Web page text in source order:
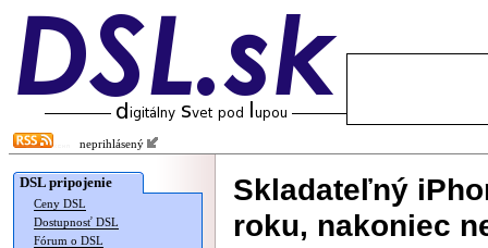
neprihlásený
DSL pripojenie
Ceny DSL
Dostupnosť DSL
Fórum o DSL
Skladateľný
roku, nakoniec